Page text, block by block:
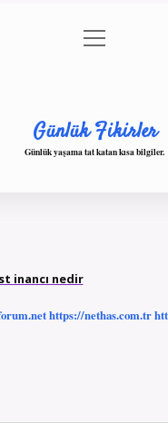
Gizlilik Politikası
menüyü
aç
Günlük Fikirler
Günlük yaşama tat katan kısa bilgiler.
inancı nedir
https://nethas.com.tr